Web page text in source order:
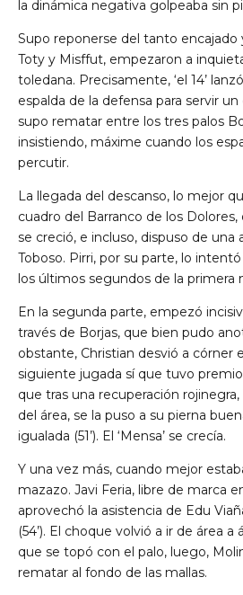
la dinámica negativa golpeaba sin
Supo reponerse del tanto encajado
Toty y Misffut, empezaron a
toledana. Precisamente, ‘el 14’
espalda de la defensa para servir
supo rematar entre los tres palos
insistiendo, máxime cuando los
percutir.
La llegada del descanso, lo mejor
cuadro del Barranco de los Dolores,
se creció, e incluso, dispuso de una
Toboso. Pirri, por su parte, lo
los últimos segundos de la primera
En la segunda parte, empezó
través de Borjas, que bien pudo
obstante, Christian desvió a córner
siguiente jugada sí que tuvo
que tras una recuperación
del área, se la puso a su pierna
igualada (51’). El ‘Mensa’ se crecía.
Y una vez más, cuando mejor
mazazo. Javi Feria, libre de marca
aprovechó la asistencia de Edu
(54’). El choque volvió a ir de área
que se topó con el palo, luego,
rematar al fondo de las mallas.